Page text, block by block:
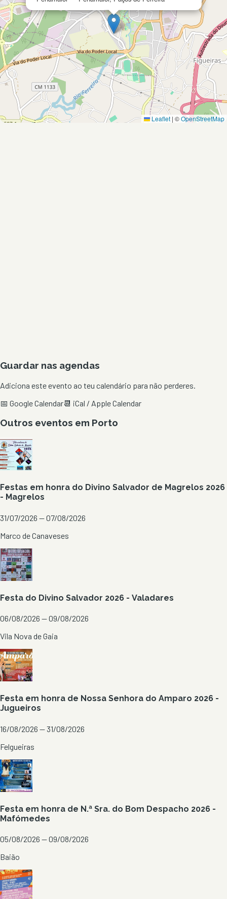
Leaflet | ©OpenStreetMap
Guardar nas agendas
Adiciona este evento ao teu calendário para não perderes.
📅 Google Calendar📆 iCal / Apple Calendar
Outros eventos em Porto
Festas em honra do Divino Salvador de Magrelos 2026
- Magrelos
31/07/2026 — 07/08/2026
Marco de Canaveses
Festa do Divino Salvador 2026 - Valadares
06/08/2026 — 09/08/2026
Vila Nova de Gaia
Festa em honra de Nossa Senhora do Amparo 2026 -
Jugueiros
16/08/2026 — 31/08/2026
Felgueiras
Festa em honra de N.ª Sra. do Bom Despacho 2026 -
Mafómedes
05/08/2026 — 09/08/2026
Baião